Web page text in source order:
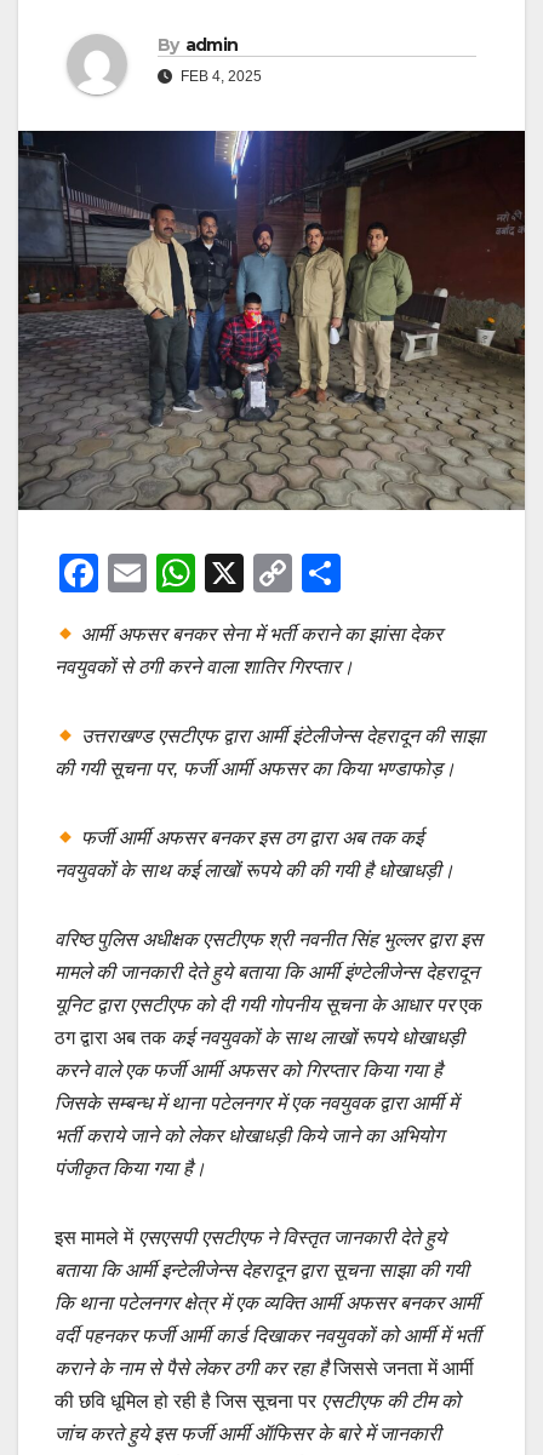
By admin
FEB 4, 2025
F
a
c
b
o
k
E
ail
W
at
A
p
X
C
o
p
Li
n
ar
e
आर्मी अफसर बनकर सेना में भर्ती कराने का झांसा देकर
नवयुवकों से ठगी करने वाला शातिर गिरप्तार।
उत्तराखण्ड एसटीएफ द्वारा आर्मी इंटेलीजेन्स देहरादून की साझा
की गयी सूचना पर, फर्जी आर्मी अफसर का किया भण्डाफोड़।
फर्जी आर्मी अफसर बनकर इस ठग द्वारा अब तक कई
नवयुवकों के साथ कई लाखों रूपये की की गयी है धोखाधड़ी।
वरिष्ठ पुलिस अधीक्षक एसटीएफ श्री नवनीत सिंह भुल्लर द्वारा इस
मामले की जानकारी देते हुये बताया कि आर्मी इंण्टेलीजेन्स देहरादून
यूनिट द्वारा एसटीएफ को दी गयी गोपनीय सूचना के आधार परएक
ठग द्वारा अब तक कई नवयुवकों के साथ लाखों रूपये धोखाधड़ी
करने वाले एक फर्जी आर्मी अफसर को गिरप्तार किया गया है
जिसके सम्बन्ध में थाना पटेलनगर में एक नवयुवक द्वारा आर्मी में
भर्ती कराये जाने को लेकर धोखाधड़ी किये जाने का अभियोग
पंजीकृत किया गया है।
इस मामले में एसएसपी एसटीएफ ने विस्तृत जानकारी देते हुये
बताया कि आर्मी इन्टेलीजेन्स देहरादून द्वारा सूचना साझा की गयी
कि थाना पटेलनगर क्षेत्र में एक व्यक्ति आर्मी अफसर बनकर आर्मी
वर्दी पहनकर फर्जी आर्मी कार्ड दिखाकर नवयुवकों को आर्मी में भर्ती
कराने के नाम से पैसे लेकर ठगी कर रहा हैजिससे जनता में आर्मी
की छवि धूमिल हो रही है जिस सूचना पर एसटीएफ की टीम को
जांच करते हुये इस फर्जी आर्मी ऑफिसर के बारे में जानकारी